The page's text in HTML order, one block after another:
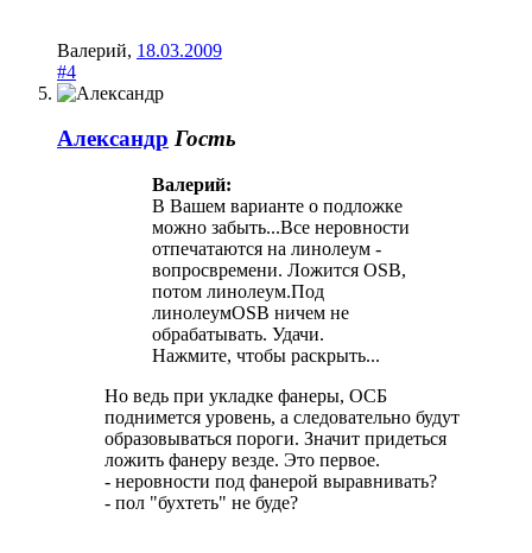
Валерий, 18.03.2009
#4
Александр Гость
Валерий:
В Вашем варианте о подложке
можно забыть...Все неровности
отпечатаются на линолеум -
вопросвремени. Ложится OSB,
потом линолеум.Под
линолеумOSB ничем не
обрабатывать. Удачи.
Нажмите, чтобы раскрыть...
Но ведь при укладке фанеры, ОСБ
поднимется уровень, а следовательно будут
образовываться пороги. Значит придеться
ложить фанеру везде. Это первое.
- неровности под фанерой выравнивать?
- пол "бухтеть" не буде?